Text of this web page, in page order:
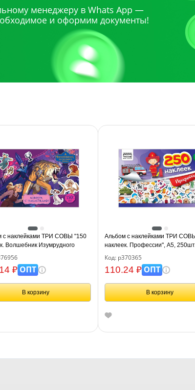
менеджеру в Whats App —
и оформим документы!
с наклейками ТРИ СОВЫ "150
Волшебник Изумрудного
А5, 150шт., 6стр.
₽ОПТ
В корзину
Альбом с наклейками ТРИ
наклеек. Профессии", А5,
Код: р370365
110.24 ₽ОПТ
В корзину